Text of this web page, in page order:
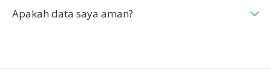
Apakah data saya aman?